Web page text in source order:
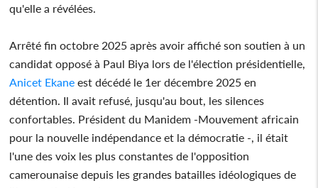
qu'elle a révélées.
Arrêté fin octobre 2025 après avoir affiché son soutien à un
candidat opposé à Paul Biya lors de l'élection présidentielle,
Anicet Ekane est décédé le 1er décembre 2025 en
détention. Il avait refusé, jusqu'au bout, les silences
confortables. Président du Manidem -Mouvement africain
pour la nouvelle indépendance et la démocratie -, il était
l'une des voix les plus constantes de l'opposition
camerounaise depuis les grandes batailles idéologiques de